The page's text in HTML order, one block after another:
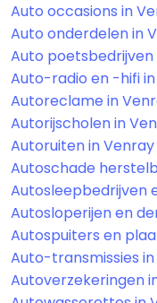
Auto occasions in
Auto onderdelen in
Auto poetsbedrijven
Auto-radio en -hifi
Autoreclame in
Autorijscholen in
Autoruiten in Venray
Autoschade
Autosleepbedrijven
Autosloperijen en
Autospuiters en
Auto-transmissies
Autoverzekeringen